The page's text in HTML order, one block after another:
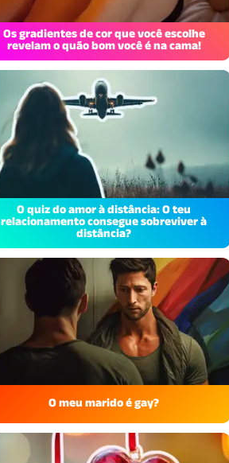
Os gradientes de cor que você escolhe
revelam o quão bom você é na cama!
O quiz do amor à distância: O teu
relacionamento consegue sobreviver à
distância?
O meu marido é gay?